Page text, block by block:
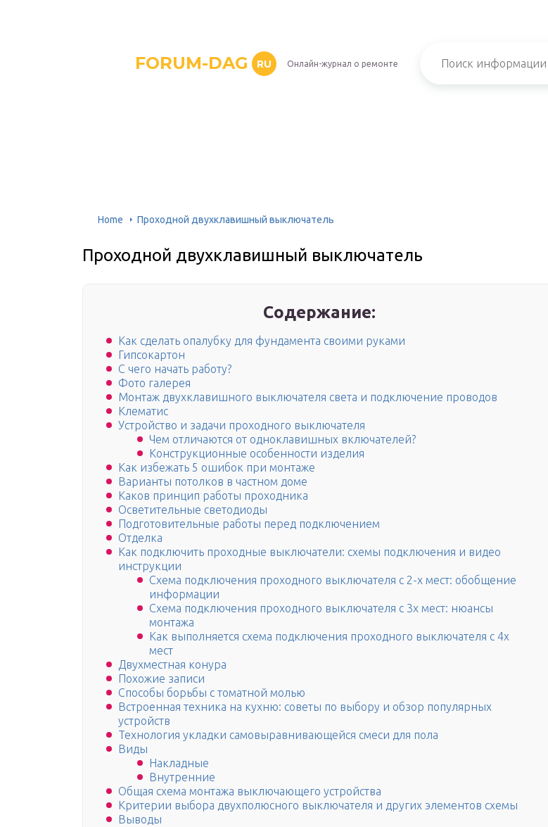
FORUM-DAG RU Онлайн-журнал о ремонте
Home Проходной двухклавишный выключатель
Проходной двухклавишный выключатель
Содержание:
Как сделать опалубку для фундамента своими руками
Гипсокартон
С чего начать работу?
Фото галерея
Монтаж двухклавишного выключателя света и подключение проводов
Клематис
Устройство и задачи проходного выключателя
Чем отличаются от одноклавишных включателей?
Конструкционные особенности изделия
Как избежать 5 ошибок при монтаже
Варианты потолков в частном доме
Каков принцип работы проходника
Осветительные светодиоды
Подготовительные работы перед подключением
Отделка
Как подключить проходные выключатели: схемы подключения и видео
инструкции
Схема подключения проходного выключателя с 2-х мест: обобщение
информации
Схема подключения проходного выключателя с 3х мест: нюансы
монтажа
Как выполняется схема подключения проходного выключателя с 4х
мест
Двухместная конура
Похожие записи
Способы борьбы с томатной молью
Встроенная техника на кухню: советы по выбору и обзор популярных
устройств
Технология укладки самовыравнивающейся смеси для пола
Виды
Накладные
Внутренние
Общая схема монтажа выключающего устройства
Критерии выбора двухполюсного выключателя и других элементов схемы
Выводы